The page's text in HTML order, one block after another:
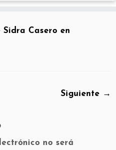
Casero en
Siguiente →
no será